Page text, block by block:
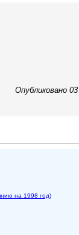
Опубликовано
на 1998 год)